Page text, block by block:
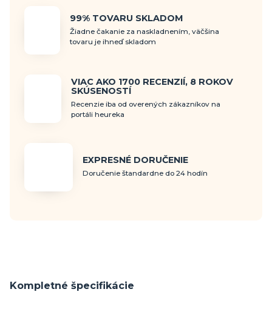
99% TOVARU SKLADOM
Žiadne čakanie za naskladnením, väčšina
tovaru je ihneď skladom
VIAC AKO 1700 RECENZIÍ, 8 ROKOV
SKÚSENOSTÍ
Recenzie iba od overených zákazníkov na
portáli heureka
EXPRESNÉ DORUČENIE
Doručenie štandardne do 24 hodín
Kompletné špecifikácie